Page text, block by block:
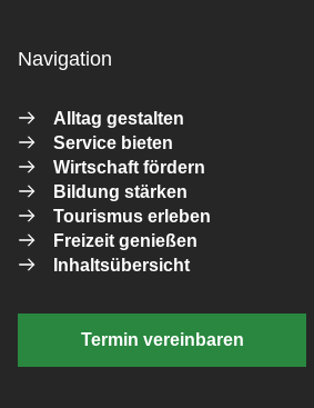
Navigation
Alltag gestalten
Service bieten
Wirtschaft fördern
Bildung stärken
Tourismus erleben
Freizeit genießen
Inhaltsübersicht
Termin vereinbaren